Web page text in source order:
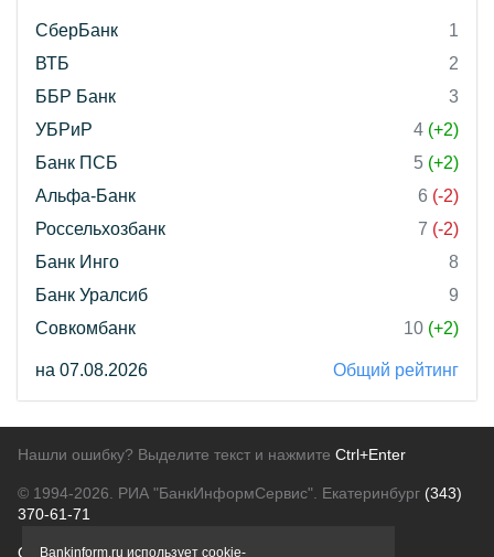
СберБанк
1
ВТБ
2
ББР Банк
3
УБРиР
4 (+2)
Банк ПСБ
5 (+2)
Альфа-Банк
6 (-2)
Россельхозбанк
7 (-2)
Банк Инго
8
Банк Уралсиб
9
Совкомбанк
10 (+2)
на 07.08.2026 Общий рейтинг
Нашли ошибку? Выделите текст и нажмите Ctrl+Enter
© 1994-2026. РИА "БанкИнформСервис". Екатеринбург (343)
370-61-71
О проектеПолитика конфиденциальности
Bankinform.ru использует cookie-